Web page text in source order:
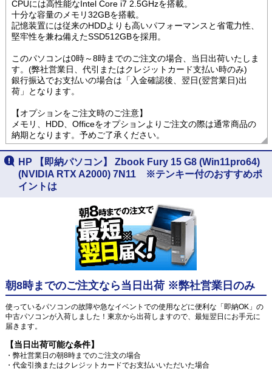
CPUには高性能なIntel Core i7 2.5GHzを搭載。
十分な容量のメモリ32GBを搭載。
記憶装置には従来のHDDよりも高いパフォーマンスと省電力性、
堅牢性を兼ね備えたSSD512GBを採用。
このパソコンは0時～8時までのご注文の場合、当日出荷いたしま
す。(弊社営業日、代引またはクレジットカード支払い時のみ)
銀行振込でお支払いの場合は「入金確認後、翌日(翌営業日)出
荷」となります。
【オプションをご注文時のご注意】
メモリ、HDD、Officeをオプションよりご注文の際は通常商品の
納期となります。予めご了承ください。
HP 【即納パソコン】 Zbook Fury 15 G8 (Win11pro64)
(NVIDIA RTX A2000) 7N11 ※テンキー付のおすすめポ
イントは
朝8時までのご注文なら当日出荷 ※弊社営業日のみ
使っているパソコンの故障や急なイベントでの使用などに便利な「即納OK」の
中古パソコンが入荷しました！東京から出荷しますので、最短翌日にお手元に
届きます。
【当日出荷可能な条件】
・弊社営業日の朝8時までのご注文の場合
・代金引換またはクレジットカードでお支払いいただいた場合